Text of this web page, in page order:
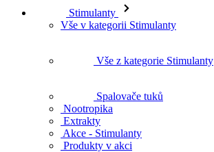
Stimulanty
Vše v kategorii Stimulanty
Vše z kategorie Stimulanty
Spalovače tuků
Nootropika
Extrakty
Akce - Stimulanty
Produkty v akci